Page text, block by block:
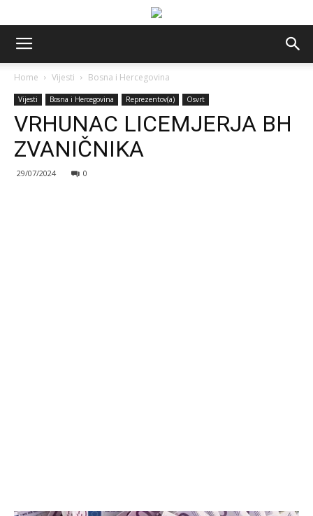
Home Vijesti Bosna i Hercegovina
Vijesti Bosna i Hercegovina Reprezentov(a) Osvrt
VRHUNAC LICEMJERJA BH
ZVANIČNIKA
29/07/2024 0